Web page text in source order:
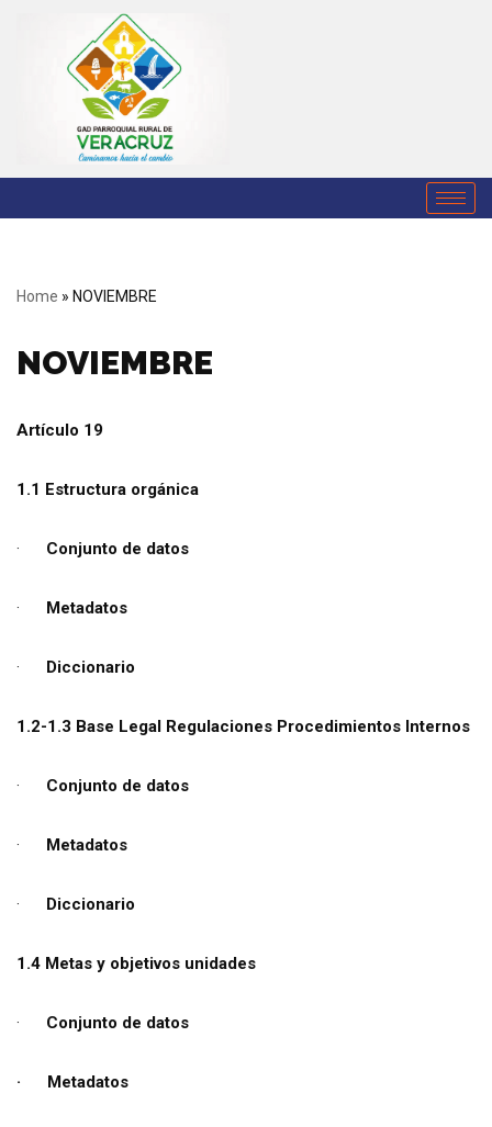
contenido
Home » NOVIEMBRE
NOVIEMBRE
Artículo 19
1.1 Estructura orgánica
· Conjunto de datos
· Metadatos
· Diccionario
1.2-1.3 Base Legal Regulaciones Procedimientos Internos
· Conjunto de datos
· Metadatos
· Diccionario
1.4 Metas y objetivos unidades
· Conjunto de datos
· Metadatos